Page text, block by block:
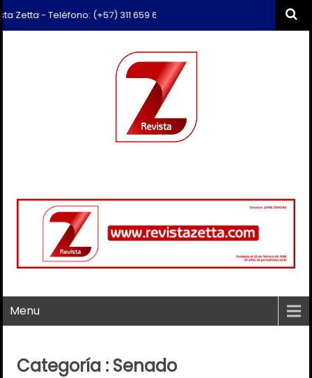
- Teléfono: (+57) 311 659 6374 - Correo: revista.zetta@gmail.com
Menu
Categoría : Senado